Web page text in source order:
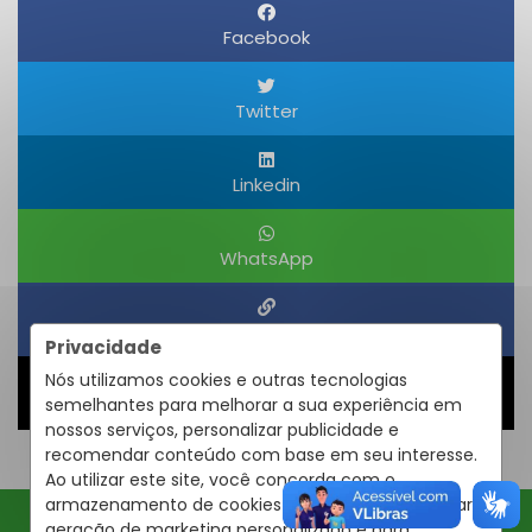
Privacidade
Nós utilizamos cookies e outras tecnologias
semelhantes para melhorar a sua experiência em
nossos serviços, personalizar publicidade e
recomendar conteúdo com base em seu interesse.
Ao utilizar este site, você concorda com o
armazenamento de cookies em seu dispositivo para
Facebook
Twitter
Linkedin
WhatsApp
Obter um Link
Compartilhar